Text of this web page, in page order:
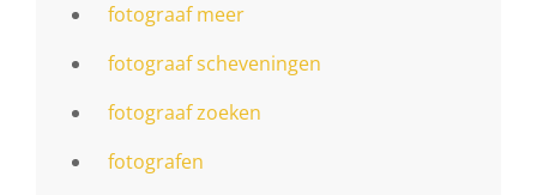
fotograaf meer
fotograaf scheveningen
fotograaf zoeken
fotografen